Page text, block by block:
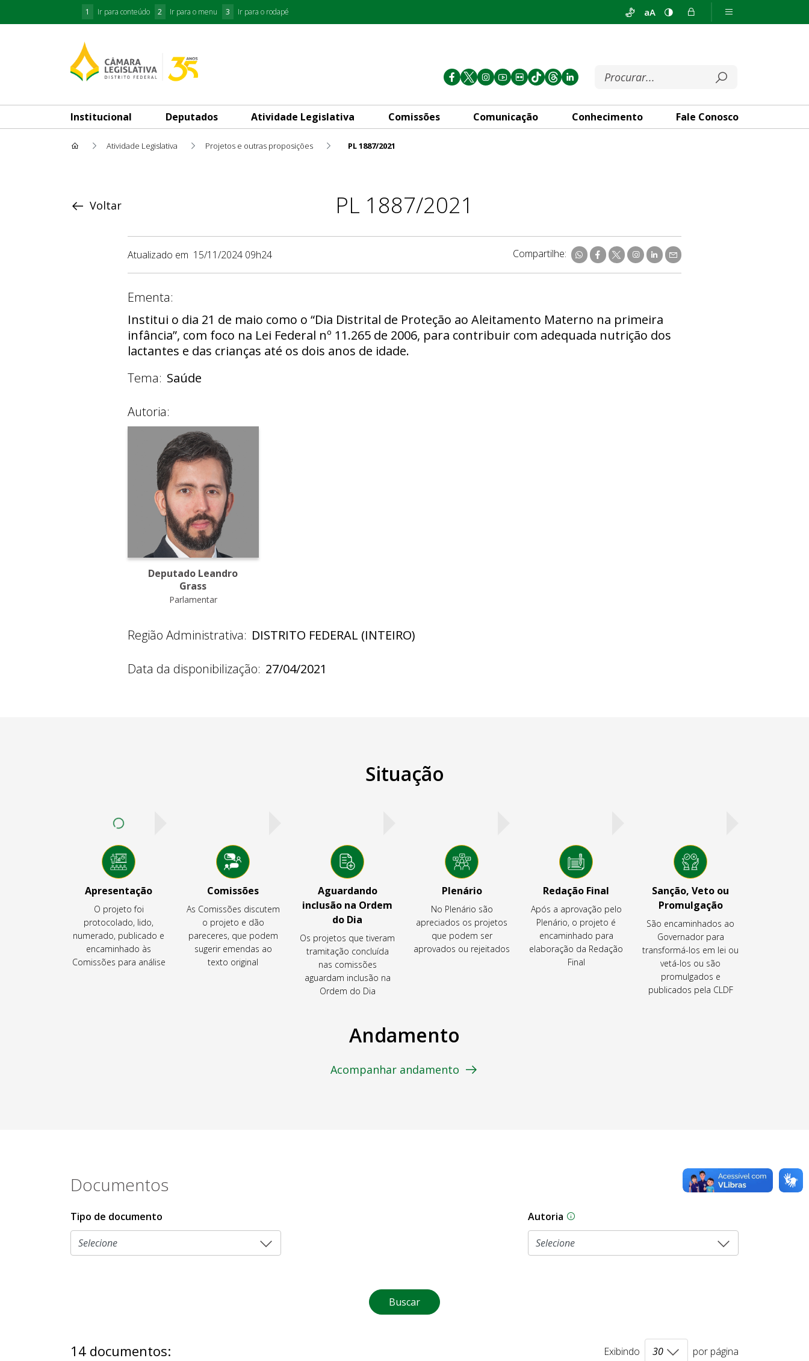
1 Ir para conteúdo 2 Ir para o menu 3 Ir para o rodapé aA
Institucional Deputados Atividade Legislativa Comissões Comunicação Conhecimento Fale Conosco
Atividade Legislativa Projetos e outras proposições PL 1887/2021
PL 1887/2021
Voltar
Atualizado em 15/11/2024 09h24 Compartilhe:
Ementa:
Institui o dia 21 de maio como o “Dia Distrital de Proteção ao Aleitamento Materno na primeira
infância”, com foco na Lei Federal nº 11.265 de 2006, para contribuir com adequada nutrição dos
lactantes e das crianças até os dois anos de idade.
Tema: Saúde
Autoria:
Deputado Leandro
Grass
Parlamentar
Região Administrativa: DISTRITO FEDERAL (INTEIRO)
Data da disponibilização: 27/04/2021
Situação
Apresentação
O projeto foi
protocolado, lido,
numerado, publicado e
encaminhado às
Comissões para análise
Comissões
As Comissões discutem
o projeto e dão
pareceres, que podem
sugerir emendas ao
texto original
Aguardando
inclusão na Ordem
do Dia
Os projetos que tiveram
tramitação concluída
nas comissões
aguardam inclusão na
Ordem do Dia
Plenário
No Plenário são
apreciados os projetos
que podem ser
aprovados ou rejeitados
Redação Final
Após a aprovação pelo
Plenário, o projeto é
encaminhado para
elaboração da Redação
Final
Sanção, Veto ou
Promulgação
São encaminhados ao
Governador para
transformá-los em lei ou
vetá-los ou são
promulgados e
publicados pela CLDF
Andamento
Acompanhar andamento
Documentos
Tipo de documento Autoria As proposições legislativas na CLDF podem ser
Buscar
14 documentos: Exibindo por página